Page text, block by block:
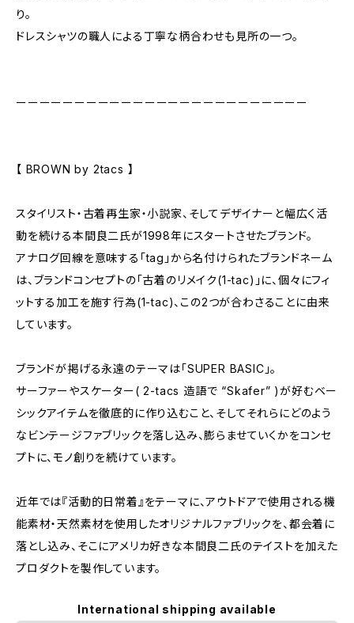
り。
ドレスシャツの職人による丁寧な柄合わせも見所の一つ。
ーーーーーーーーーーーーーーーーーーーーーーーーー
【 BROWN by 2tacs 】
スタイリスト・古着再生家・小説家、そしてデザイナーと幅広く活
動を続ける本間良二氏が1998年にスタートさせたブランド。
アナログ回線を意味する「tag」から名付けられたブランドネーム
は、ブランドコンセプトの「古着のリメイク(1-tac)」に、個々にフィ
ットする加工を施す行為(1-tac)、この2つが合わさることに由来
しています。
ブランドが掲げる永遠のテーマは「SUPER BASIC」。
サーファーやスケーター( 2-tacs 造語で “Skafer” )が好むベー
シックアイテムを徹底的に作り込むこと、そしてそれらにどのよう
なビンテージファブリックを落し込み、膨らませていくかをコンセ
プトに、モノ創りを続けています。
近年では『活動的日常着』をテーマに、アウトドアで使用される機
能素材・天然素材を使用したオリジナルファブリックを、都会着に
落とし込み、そこにアメリカ好きな本間良二氏のテイストを加えた
プロダクトを製作しています。
International shipping available